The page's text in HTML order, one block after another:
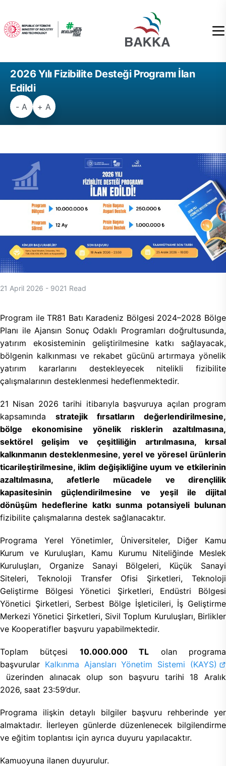
2026 Yılı Fizibilite Desteği Programı İlan
Edildi
- A + A
21 April 2026 - 9021 Read
Program ile TR81 Batı Karadeniz Bölgesi 2024–2028 Bölge
Planı ile Ajansın Sonuç Odaklı Programları doğrultusunda,
yatırım ekosisteminin geliştirilmesine katkı sağlayacak,
bölgenin kalkınması ve rekabet gücünü artırmaya yönelik
yatırım kararlarını destekleyecek nitelikli fizibilite
çalışmalarının desteklenmesi hedeflenmektedir.
21 Nisan 2026 tarihi itibarıyla başvuruya açılan program
kapsamında stratejik fırsatların değerlendirilmesine,
bölge ekonomisine yönelik risklerin azaltılmasına,
sektörel gelişim ve çeşitliliğin artırılmasına, kırsal
kalkınmanın desteklenmesine, yerel ve yöresel ürünlerin
ticarileştirilmesine, iklim değişikliğine uyum ve etkilerinin
azaltılmasına, afetlerle mücadele ve dirençlilik
kapasitesinin güçlendirilmesine ve yeşil ile dijital
dönüşüm hedeflerine katkı sunma potansiyeli bulunan
fizibilite çalışmalarına destek sağlanacaktır.
Programa Yerel Yönetimler, Üniversiteler, Diğer Kamu
Kurum ve Kuruluşları, Kamu Kurumu Niteliğinde Meslek
Kuruluşları, Organize Sanayi Bölgeleri, Küçük Sanayi
Siteleri, Teknoloji Transfer Ofisi Şirketleri, Teknoloji
Geliştirme Bölgesi Yönetici Şirketleri, Endüstri Bölgesi
Yönetici Şirketleri, Serbest Bölge İşleticileri, İş Geliştirme
Merkezi Yönetici Şirketleri, Sivil Toplum Kuruluşları, Birlikler
ve Kooperatifler başvuru yapabilmektedir.
Toplam bütçesi 10.000.000 TL olan programa
başvurular Kalkınma Ajansları Yönetim Sistemi (KAYS)
üzerinden alınacak olup son başvuru tarihi 18 Aralık
2026, saat 23:59’dur.
Programa ilişkin detaylı bilgiler başvuru rehberinde yer
almaktadır. İlerleyen günlerde düzenlenecek bilgilendirme
ve eğitim toplantısı için ayrıca duyuru yapılacaktır.
Kamuoyuna ilanen duyurulur.